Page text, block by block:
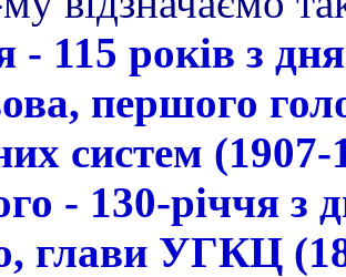
- 115 років з
першого
систем (1907-
- 130-річчя з
глави УГКЦ